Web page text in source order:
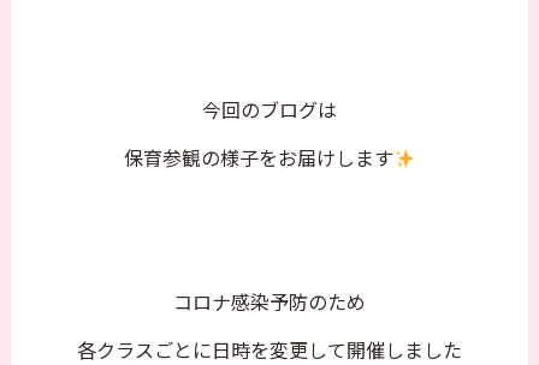
今回のブログは
保育参観の様子をお届けします
コロナ感染予防のため
各クラスごとに日時を変更して開催しました